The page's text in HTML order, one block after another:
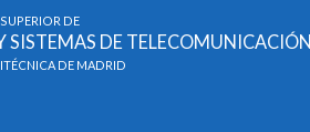
DE
SISTEMAS DE TELECOMUNICACIÓN
DE MADRID